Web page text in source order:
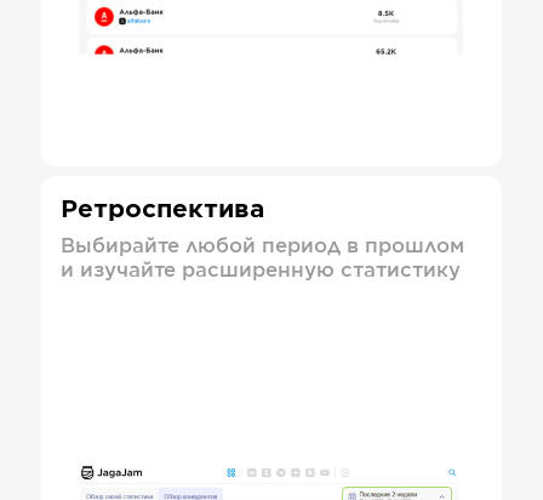
Ретроспектива
Выбирайте любой период в прошлом
и изучайте расширенную статистику